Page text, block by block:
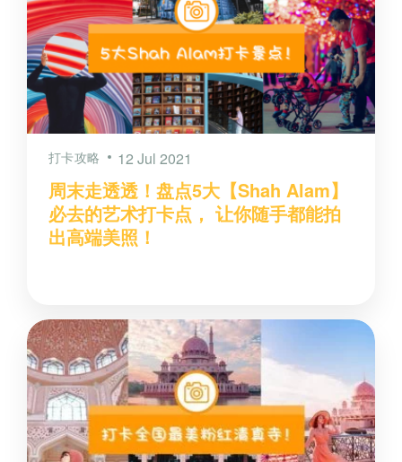
打卡攻略 12 Jul 2021
周末走透透！盘点5大【Shah Alam】
必去的艺术打卡点， 让你随手都能拍
出高端美照！